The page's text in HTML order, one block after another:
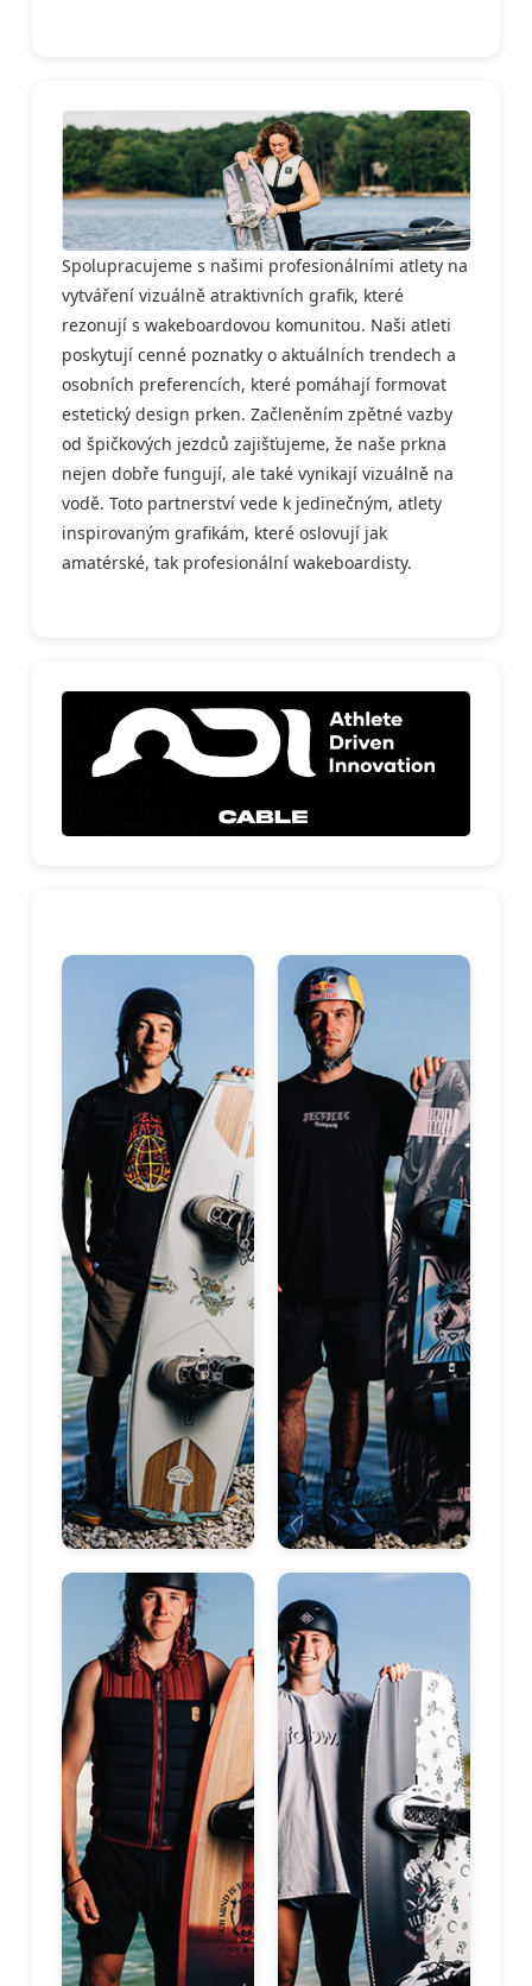
Spolupracujeme s našimi profesionálními atlety na
vytváření vizuálně atraktivních grafik, které
rezonují s wakeboardovou komunitou. Naši atleti
poskytují cenné poznatky o aktuálních trendech a
osobních preferencích, které pomáhají formovat
estetický design prken. Začleněním zpětné vazby
od špičkových jezdců zajišťujeme, že naše prkna
nejen dobře fungují, ale také vynikají vizuálně na
vodě. Toto partnerství vede k jedinečným, atlety
inspirovaným grafikám, které oslovují jak
amatérské, tak profesionální wakeboardisty.